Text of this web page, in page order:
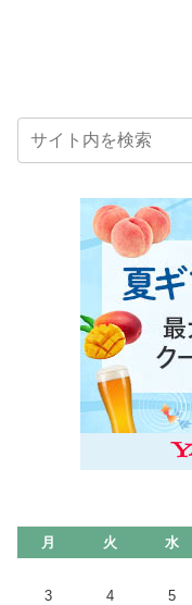
月 火 水
3
4 5